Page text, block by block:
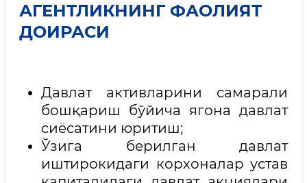
АГЕНТЛИКНИНГ ФАОЛИЯТ
ДОИРАСИ
Давлат активларини самарали
бошқариш бўйича ягона давлат
сиёсатини юритиш;
Ўзига берилган давлат
иштирокидаги корхоналар устав